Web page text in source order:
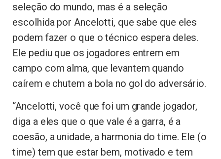
seleção do mundo, mas é a seleção
escolhida por Ancelotti, que sabe que eles
podem fazer o que o técnico espera deles.
Ele pediu que os jogadores entrem em
campo com alma, que levantem quando
caírem e chutem a bola no gol do adversário.
“Ancelotti, você que foi um grande jogador,
diga a eles que o que vale é a garra, é a
coesão, a unidade, a harmonia do time. Ele (o
time) tem que estar bem, motivado e tem